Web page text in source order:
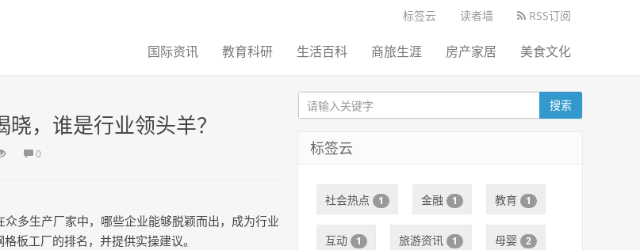
标签云 读者墙 RSS订阅
国际资讯 教育科研 生活百科 商旅生涯 房产家居 美食文化
，谁是行业领头羊？
0
多生产厂家中，哪些企业能够脱颖而出，成为行业
板工厂的排名，并提供实操建议。
搜索
标签云
社会热点 1 金融 1 教育 1
互动 1 旅游资讯 1 母婴 2